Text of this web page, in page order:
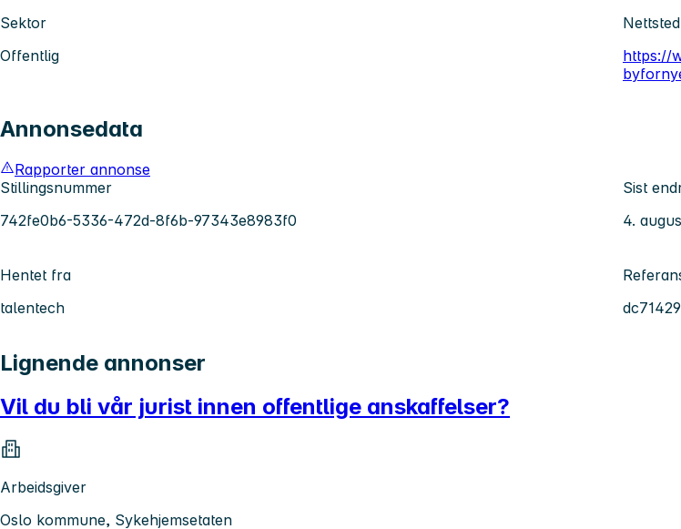
Sektor
Offentlig
Nettsted
https://
Annonsedata
Rapporter annonse
Stillingsnummer
742fe0b6-5336-472d-8f6b-97343e8983f0
Sist
4.
Hentet fra
talentech
Lignende annonser
Vil du bli vår jurist innen offentlige anskaffelser?
Arbeidsgiver
Oslo kommune, Sykehjemsetaten